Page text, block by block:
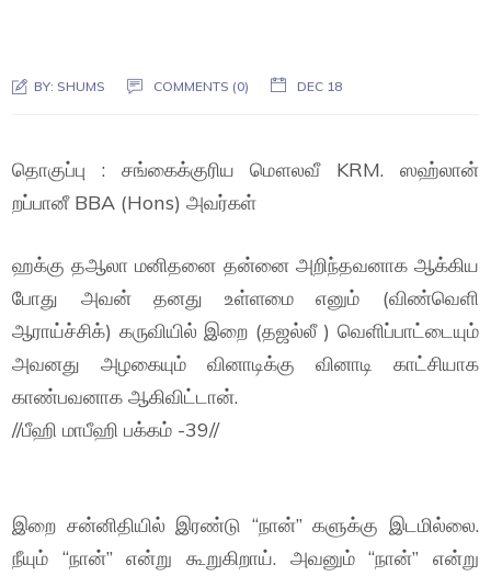
BY: SHUMS COMMENTS (0) DEC 18
தொகுப்பு : சங்கைக்குரிய மௌலவீ KRM. ஸஹ்லான்
றப்பானீ BBA (Hons) அவர்கள்
ஹக்கு தஆலா மனிதனை தன்னை அறிந்தவனாக ஆக்கிய
போது அவன் தனது உள்ளமை எனும் (விண்வெளி
ஆராய்ச்சிக்) கருவியில் இறை (தஜல்லீ ) வெளிப்பாட்டையும்
அவனது அழகையும் வினாடிக்கு வினாடி காட்சியாக
காண்பவனாக ஆகிவிட்டான்.
//பீஹி மாபீஹி பக்கம் -39//
இறை சன்னிதியில் இரண்டு “நான்” களுக்கு இடமில்லை.
நீயும் “நான்” என்று கூறுகிறாய். அவனும் “நான்” என்று